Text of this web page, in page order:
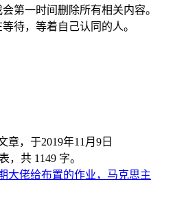
第一时间删除所有相关内容。
待，等着自己认同的人。
章，于2019年11月9日
，共 1149 字。
大佬给布置的作业，马克思主